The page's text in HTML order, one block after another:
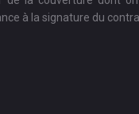
à la signature du